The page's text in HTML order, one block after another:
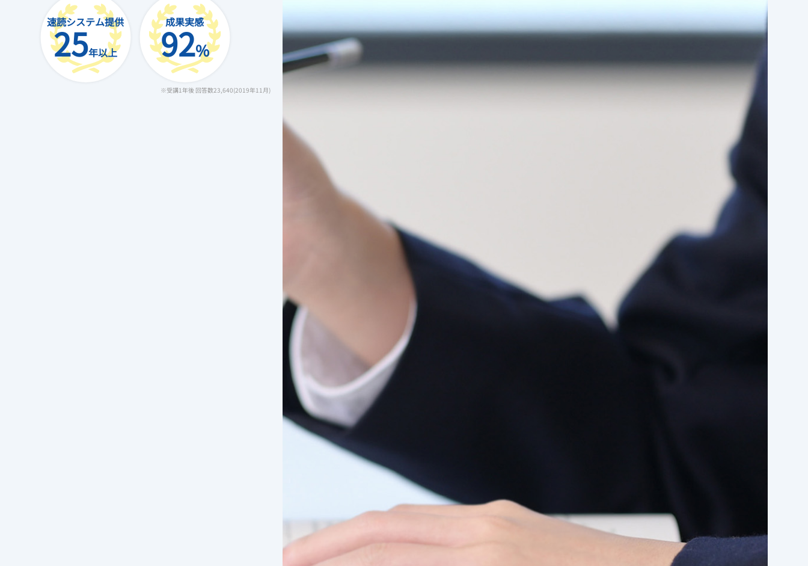
速読システム提供
25年以上
成果実感
92%
※受講1年後 回答数23,640(2019年11月)